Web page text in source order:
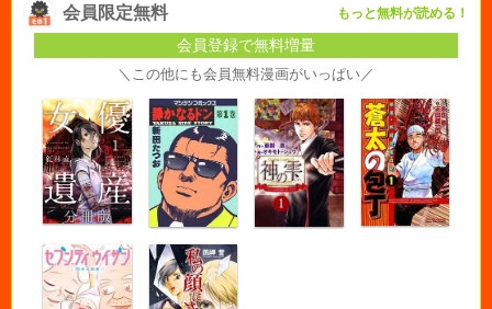
会員限定無料 もっと無料が読める！
会員登録で無料増量
＼この他にも会員無料漫画がいっぱい／